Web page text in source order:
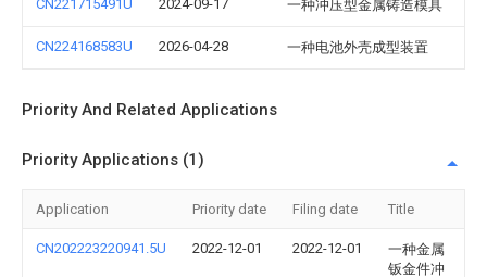
CN221715491U 2024-09-17 一种冲压型金属铸造模具
CN224168583U 2026-04-28 一种电池外壳成型装置
Priority And Related Applications
Priority Applications (1)
Application Priority date Filing date Title
CN202223220941.5U 2022-12-01 2022-12-01
一种金属
钣金件冲